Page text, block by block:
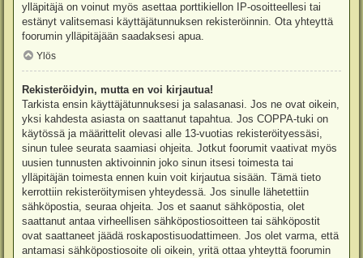
ylläpitäjä on voinut myös asettaa porttikiellon IP-osoitteellesi tai
estänyt valitsemasi käyttäjätunnuksen rekisteröinnin. Ota yhteyttä
foorumin ylläpitäjään saadaksesi apua.
Ylös
Rekisteröidyin, mutta en voi kirjautua!
Tarkista ensin käyttäjätunnuksesi ja salasanasi. Jos ne ovat oikein,
yksi kahdesta asiasta on saattanut tapahtua. Jos COPPA-tuki on
käytössä ja määrittelit olevasi alle 13-vuotias rekisteröityessäsi,
sinun tulee seurata saamiasi ohjeita. Jotkut foorumit vaativat myös
uusien tunnusten aktivoinnin joko sinun itsesi toimesta tai
ylläpitäjän toimesta ennen kuin voit kirjautua sisään. Tämä tieto
kerrottiin rekisteröitymisen yhteydessä. Jos sinulle lähetettiin
sähköpostia, seuraa ohjeita. Jos et saanut sähköpostia, olet
saattanut antaa virheellisen sähköpostiosoitteen tai sähköpostit
ovat saattaneet jäädä roskapostisuodattimeen. Jos olet varma, että
antamasi sähköpostiosoite oli oikein, yritä ottaa yhteyttä foorumin